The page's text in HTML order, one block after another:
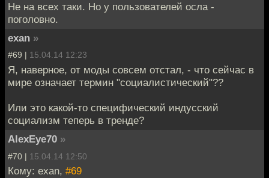
Не на всех таки. Но у пользователей осла -
поголовно.
exan »
#69 | 15.04.14 12:23
Я, наверное, от моды совсем отстал, - что сейчас в
мире означает термин "социалистический"??
Или это какой-то специфический индусский
социализм теперь в тренде?
AlexEye70 »
#70 | 15.04.14 12:50
Кому: exan, #69